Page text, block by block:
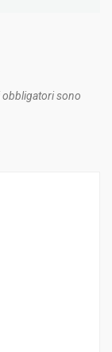
obbligatori sono